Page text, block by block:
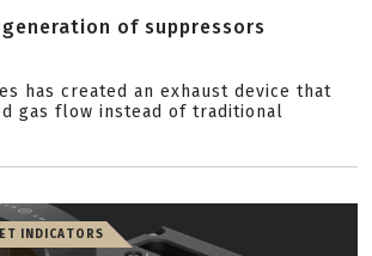
generation of suppressors
has created an exhaust device that
gas flow instead of traditional
INDICATORS